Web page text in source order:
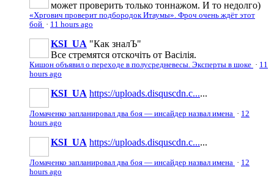
может проверить только тоннажом. И то недолго)
«Хргович проверит подбородок Итаумы». Фроч очень ждёт этот
бой · 11 hours ago
KSI_UA "Как зналЪ"
Все стремятся отскочіть от Васілія.
Кишон объявил о переходе в полусредневесы. Эксперты в шоке · 11
hours ago
KSI_UA https://uploads.disquscdn.c......
Ломаченко запланировал два боя — инсайдер назвал имена · 12
hours ago
KSI_UA https://uploads.disquscdn.c......
Ломаченко запланировал два боя — инсайдер назвал имена · 12
hours ago